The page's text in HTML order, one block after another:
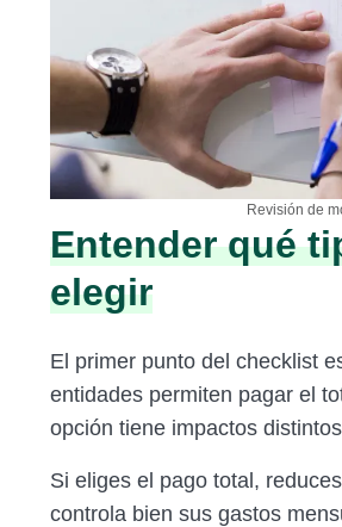
Revisión de
Entender qué
elegir
El primer punto del checklist
entidades permiten pagar el
opción tiene impactos
Si eliges el pago total,
controla bien sus gastos